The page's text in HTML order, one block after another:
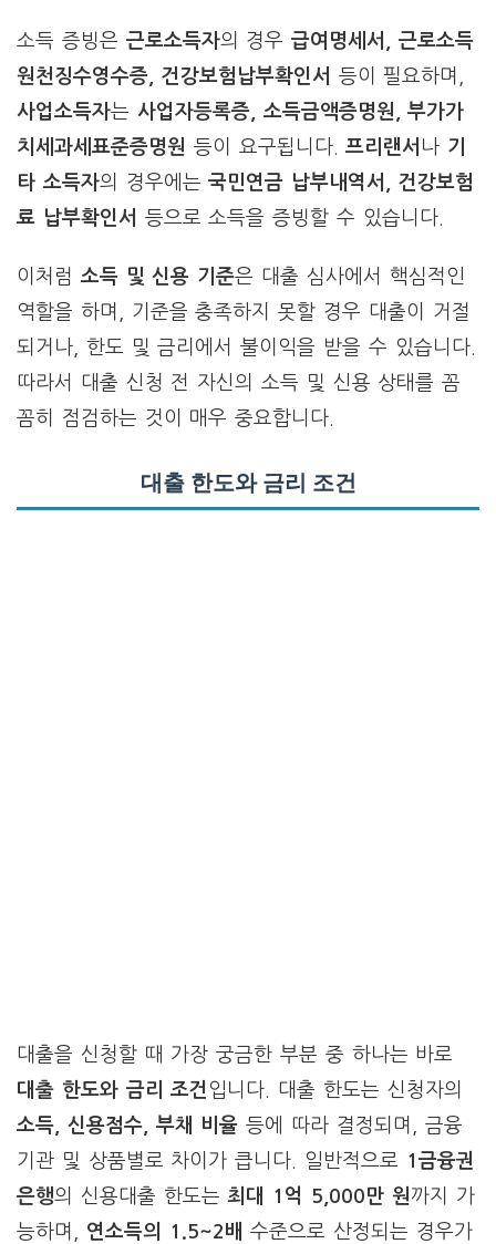
소득 증빙은 근로소득자의 경우급여명세서, 근로소득
원천징수영수증, 건강보험납부확인서
등이 필요하며,
사업소득자는 사업자등록증, 소득금액증명원, 부가가
치세과세표준증명원 등이 요구됩니다.프리랜서 나 기
타 소득자의 경우에는국민연금 납부내역서, 건강보험
료 납부확인서
등으로 소득을 증빙할 수 있습니다.
이처럼 소득 및 신용 기준은 대출 심사에서 핵심적인
역할을 하며, 기준을 충족하지 못할 경우 대출이 거절
되거나, 한도 및 금리에서 불이익을 받을 수 있습니다.
따라서 대출 신청 전 자신의 소득 및 신용 상태를 꼼
꼼히 점검하는 것이 매우 중요합니다.
대출 한도와 금리 조건
대출을 신청할 때 가장 궁금한 부분 중 하나는 바로
대출 한도와 금리 조건 입니다. 대출 한도는 신청자의
소득, 신용점수, 부채 비율 등에 따라 결정되며, 금융
기관 및 상품별로 차이가 큽니다. 일반적으로 1금융권
은행의 신용대출 한도는최대 1억 5,000만 원까지 가
능하며, 연소득의 1.5~2배 수준으로 산정되는 경우가